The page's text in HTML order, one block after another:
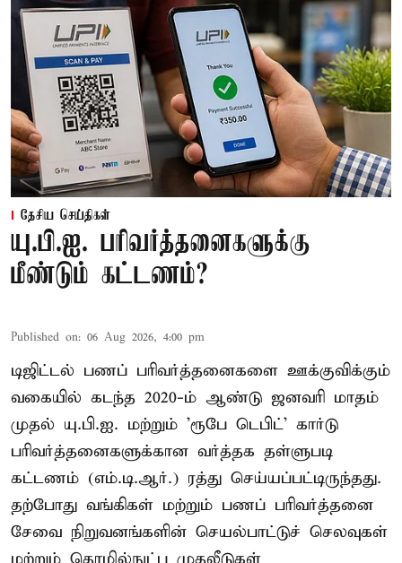
தேசிய செய்திகள்
யு.பி.ஐ. பரிவர்த்தனைகளுக்கு
மீண்டும் கட்டணம்?
Published on: 06 Aug 2026, 4:00 pm
டிஜிட்டல் பணப் பரிவர்த்தனைகளை ஊக்குவிக்கும்
வகையில் கடந்த 2020-ம் ஆண்டு ஜனவரி மாதம்
முதல் யு.பி.ஐ. மற்றும் 'ரூபே டெபிட்' கார்டு
பரிவர்த்தனைகளுக்கான வர்த்தக தள்ளுபடி
கட்டணம் (எம்.டி.ஆர்.) ரத்து செய்யப்பட்டிருந்தது.
தற்போது வங்கிகள் மற்றும் பணப் பரிவர்த்தனை
சேவை நிறுவனங்களின் செயல்பாட்டுச் செலவுகள்
மற்றும் தொழில்நுட்ப முதலீடுகள்